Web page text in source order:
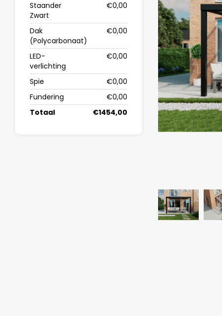
Staander
Zwart
€0,00
Dak
(Polycarbonaat)
€0,00
LED-
verlichting
€0,00
Spie
€0,00
Fundering
€0,00
Totaal
€1454,00